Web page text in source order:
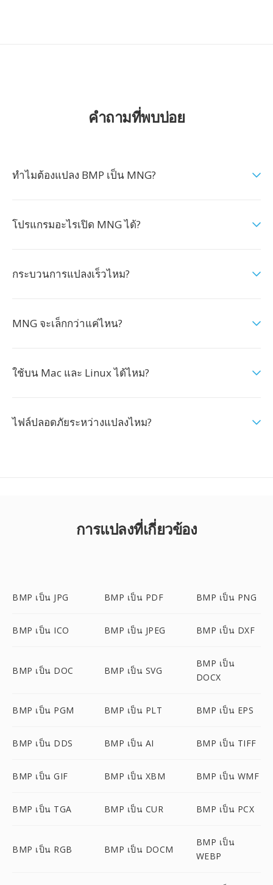
คำถามที่พบบ่อย
ทำไมต้องแปลง BMP เป็น MNG?
โปรแกรมอะไรเปิด MNG ได้?
กระบวนการแปลงเร็วไหม?
MNG จะเล็กกว่าแค่ไหน?
ใช้บน Mac และ Linux ได้ไหม?
ไฟล์ปลอดภัยระหว่างแปลงไหม?
การแปลงที่เกี่ยวข้อง
BMP เป็น JPG BMP เป็น PDF BMP เป็น PNG
BMP เป็น ICO BMP เป็น JPEG BMP เป็น DXF
BMP เป็น DOC BMP เป็น SVG
BMP เป็น
DOCX
BMP เป็น PGM BMP เป็น PLT BMP เป็น EPS
BMP เป็น DDS BMP เป็น AI BMP เป็น TIFF
BMP เป็น GIF BMP เป็น XBM BMP เป็น WMF
BMP เป็น TGA BMP เป็น CUR BMP เป็น PCX
BMP เป็น RGB BMP เป็น DOCM
BMP เป็น
WEBP